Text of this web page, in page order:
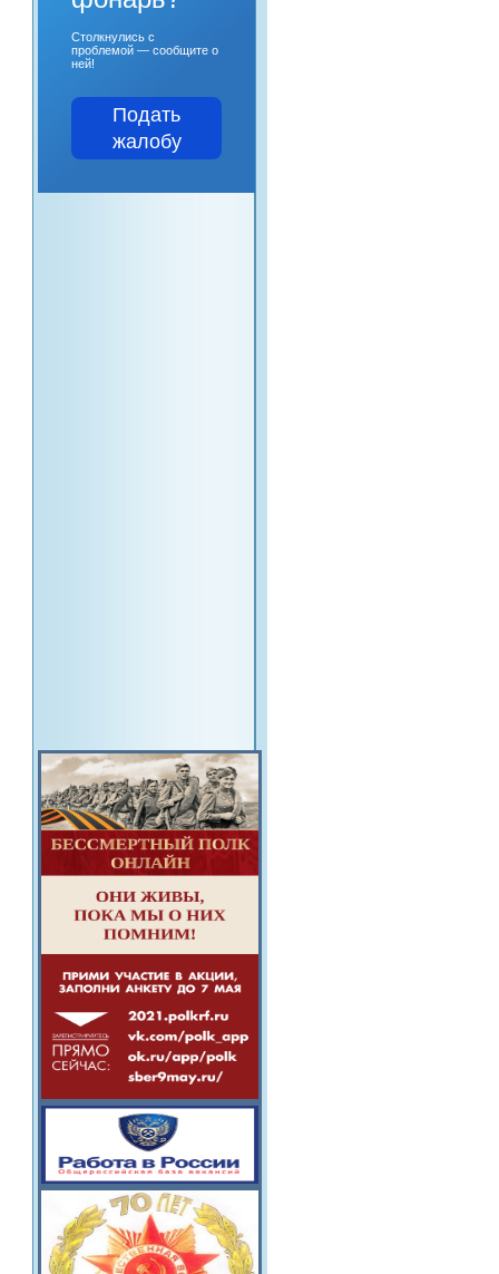
Столкнулись с
проблемой — сообщите о
ней!
Подать
жалобу